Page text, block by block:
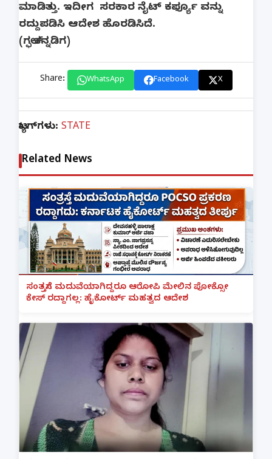
ಮಾಡಿತ್ತು. ಇದೀಗ ಸರಕಾರ ನೈಟ್ ಕರ್ಫ್ಯೂ ವನ್ನು
ರದ್ದುಪಡಿಸಿ ಆದೇಶ ಹೊರಡಿಸಿದೆ.
(ಗಲ್ಫ್ ಕನ್ನಡಿಗ)
Share: WhatsApp Facebook X
ಟ್ಯಾಗ್‌ಗಳು: STATE
Related News
ಸಂತ್ರಸ್ತೆಗೆ ಮದುವೆಯಾಗಿದ್ದರೂ ಆರೋಪಿ ಮೇಲಿನ ಪೋಕ್ಸೋ
ಕೇಸ್ ರದ್ದಾಗಲ್ಲ: ಹೈಕೋರ್ಟ್ ಮಹತ್ವದ ಆದೇಶ